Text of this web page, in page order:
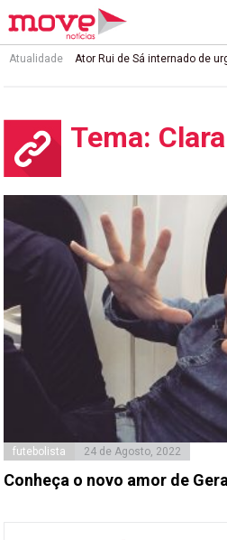
Atualidade Ator Rui de Sá internado de
Tema:
futebolista 24 de Agosto, 2022
Conheça o novo amor de